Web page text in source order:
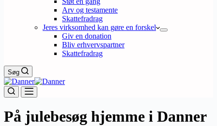
Arv og testamente
Skattefradrag
Jeres virksomhed kan gøre en forskel
Giv en donation
Bliv erhvervspartner
Skattefradrag
Søg
På julebesøg hjemme i Danner